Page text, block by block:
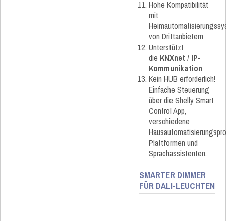
Hohe Kompatibilität
mit
von Drittanbietern
Unterstützt
die KNXnet / IP-
Kommunikation
Kein HUB erforderlich!
Einfache Steuerung
über die Shelly Smart
Control App,
verschiedene
Plattformen und
Sprachassistenten.
SMARTER DIMMER
FÜR DALI-LEUCHTEN